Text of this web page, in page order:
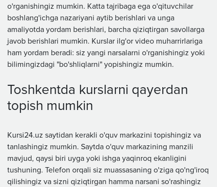
o'rganishingiz mumkin. Katta tajribaga ega o'qituvchilar
boshlang'ichga nazariyani aytib berishlari va unga
amaliyotda yordam berishlari, barcha qiziqtirgan savollarga
javob berishlari mumkin. Kurslar ilg'or video muharrirlariga
ham yordam beradi: siz yangi narsalarni o'rganishingiz yoki
bilimingizdagi "bo'shliqlarni" yopishingiz mumkin.
Toshkentda kurslarni qayerdan
topish mumkin
Kursi24.uz saytidan kerakli o'quv markazini topishingiz va
tanlashingiz mumkin. Saytda o'quv markazining manzili
mavjud, qaysi biri uyga yoki ishga yaqinroq ekanligini
tushuning. Telefon orqali siz muassasaning o'ziga qo'ng'iroq
qilishingiz va sizni qiziqtirgan hamma narsani so'rashingiz